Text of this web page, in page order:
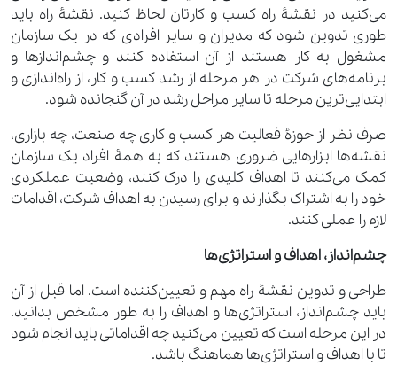
می‌کنید در نقشۀ راه کسب ‌و‌ کارتان لحاظ کنید. نقشۀ راه باید
طوری تدوین شود که مدیران و سایر افرادی که در یک سازمان
مشغول به کار هستند از آن استفاده کنند و چشم‌اندازها و
برنامه‌های شرکت در هر مرحله از رشد کسب ‌و‌ کار، از راه‌اندازی و
ابتدایی‌ترین مرحله تا سایر مراحل رشد در آن گنجانده شود.
صرف نظر از حوزۀ فعالیت هر کسب ‌و‌ کاری چه صنعت، چه بازاری،
نقشه‌ها ابزارهایی ضروری هستند که به همۀ افراد یک سازمان
کمک می‌کنند تا اهداف کلیدی را درک کنند، وضعیت عملکردی
خود را به اشتراک بگذارند و برای رسیدن به اهداف شرکت، اقدامات
لازم را عملی کنند.
چشم‌انداز، اهداف و استراتژی‌ها
طراحی و تدوین نقشۀ راه مهم و تعیین‌کننده است. اما قبل از آن
باید چشم‌انداز، استراتژی‌ها و اهداف را به طور مشخص بدانید.
در این مرحله است که تعیین می‌کنید چه اقداماتی باید انجام شود
تا با اهداف و استراتژی‌ها هماهنگ باشد.